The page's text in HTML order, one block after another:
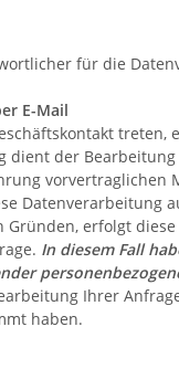
für die
E-Mail
dient der
vorvertraglichen
Datenverarbeitung
erfolgt
In diesem Fall
Ihrer
haben.